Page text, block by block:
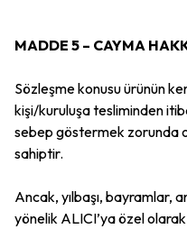
MADDE 5 – CAYMA
Sözleşme konusu ürünün
kişi/kuruluşa tesliminden
sebep göstermek zorunda
sahiptir.
Ancak, yılbaşı, bayramlar,
yönelik ALICI’ya özel